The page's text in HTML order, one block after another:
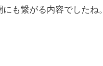
も繋がる内容でしたね。